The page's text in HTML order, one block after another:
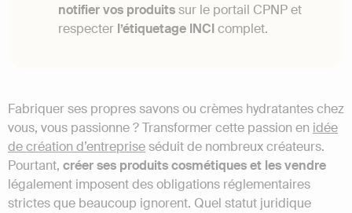
notifier vos produitssur le portail CPNP et
respecter l’étiquetage INCIcomplet.
Fabriquer ses propres savons ou crèmes hydratantes chez
vous, vous passionne ? Transformer cette passion en idée
de création d’entrepriseséduit de nombreux créateurs.
Pourtant, créer ses produits cosmétiques et les vendre
légalement imposent des obligations réglementaires
strictes que beaucoup ignorent. Quel statut juridique